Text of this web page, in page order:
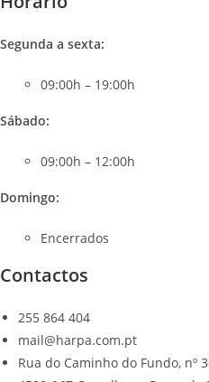
Segunda a sexta:
09:00h – 19:00h
Sábado:
09:00h – 12:00h
Domingo:
Encerrados
Contactos
255 864 404
mail@harpa.com.pt
Rua do Caminho do Fundo, nº